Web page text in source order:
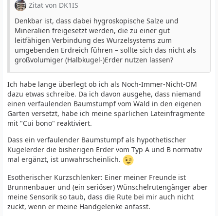
Zitat von DK1IS
Denkbar ist, dass dabei hygroskopische Salze und
Mineralien freigesetzt werden, die zu einer gut
leitfähigen Verbindung des Wurzelsystems zum
umgebenden Erdreich führen – sollte sich das nicht als
großvolumiger (Halbkugel-)Erder nutzen lassen?
Ich habe lange überlegt ob ich als Noch-Immer-Nicht-OM
dazu etwas schreibe. Da ich davon ausgehe, dass niemand
einen verfaulenden Baumstumpf vom Wald in den eigenen
Garten versetzt, habe ich meine spärlichen Lateinfragmente
mit "Cui bono" reaktiviert.
Dass ein verfaulender Baumstumpf als hypothetischer
Kugelerder die bisherigen Erder vom Typ A und B normativ
mal ergänzt, ist unwahrscheinlich.
Esotherischer Kurzschlenker: Einer meiner Freunde ist
Brunnenbauer und (ein seriöser) Wünschelrutengänger aber
meine Sensorik so taub, dass die Rute bei mir auch nicht
zuckt, wenn er meine Handgelenke anfasst.